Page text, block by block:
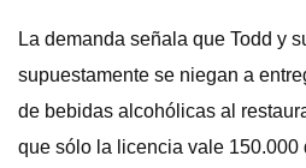
La demanda señala que Todd y
supuestamente se niegan a
de bebidas alcohólicas al
que sólo la licencia vale 150.000